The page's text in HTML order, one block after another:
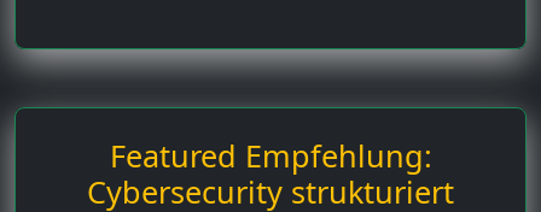
Featured Empfehlung:
Cybersecurity strukturiert